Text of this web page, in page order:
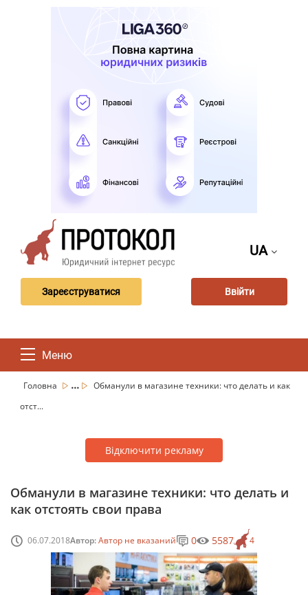
UA
Зареєструватися Ввійти
Меню
Головна ...
Обманули в магазине техники: что делать и как
отст...
Відключити рекламу
Обманули в магазине техники: что делать и
как отстоять свои права
06.07.2018Автор:Автор не вказаний 4
0 5587